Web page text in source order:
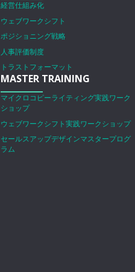
経営仕組み化
ウェブワークシフト
ポジショニング戦略
人事評価制度
トラストフォーマット
MASTER TRAINING
マイクロコピーライティング実践ワーク
ショップ
ウェブワークシフト実践ワークショップ
セールスアップデザインマスタープログ
ラム